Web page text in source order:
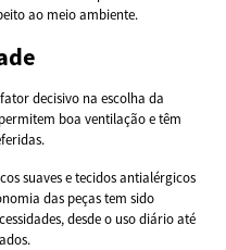
ao meio ambiente.
decisivo na escolha da
boa ventilação e têm
suaves e tecidos antialérgicos
das peças tem sido
desde o uso diário até